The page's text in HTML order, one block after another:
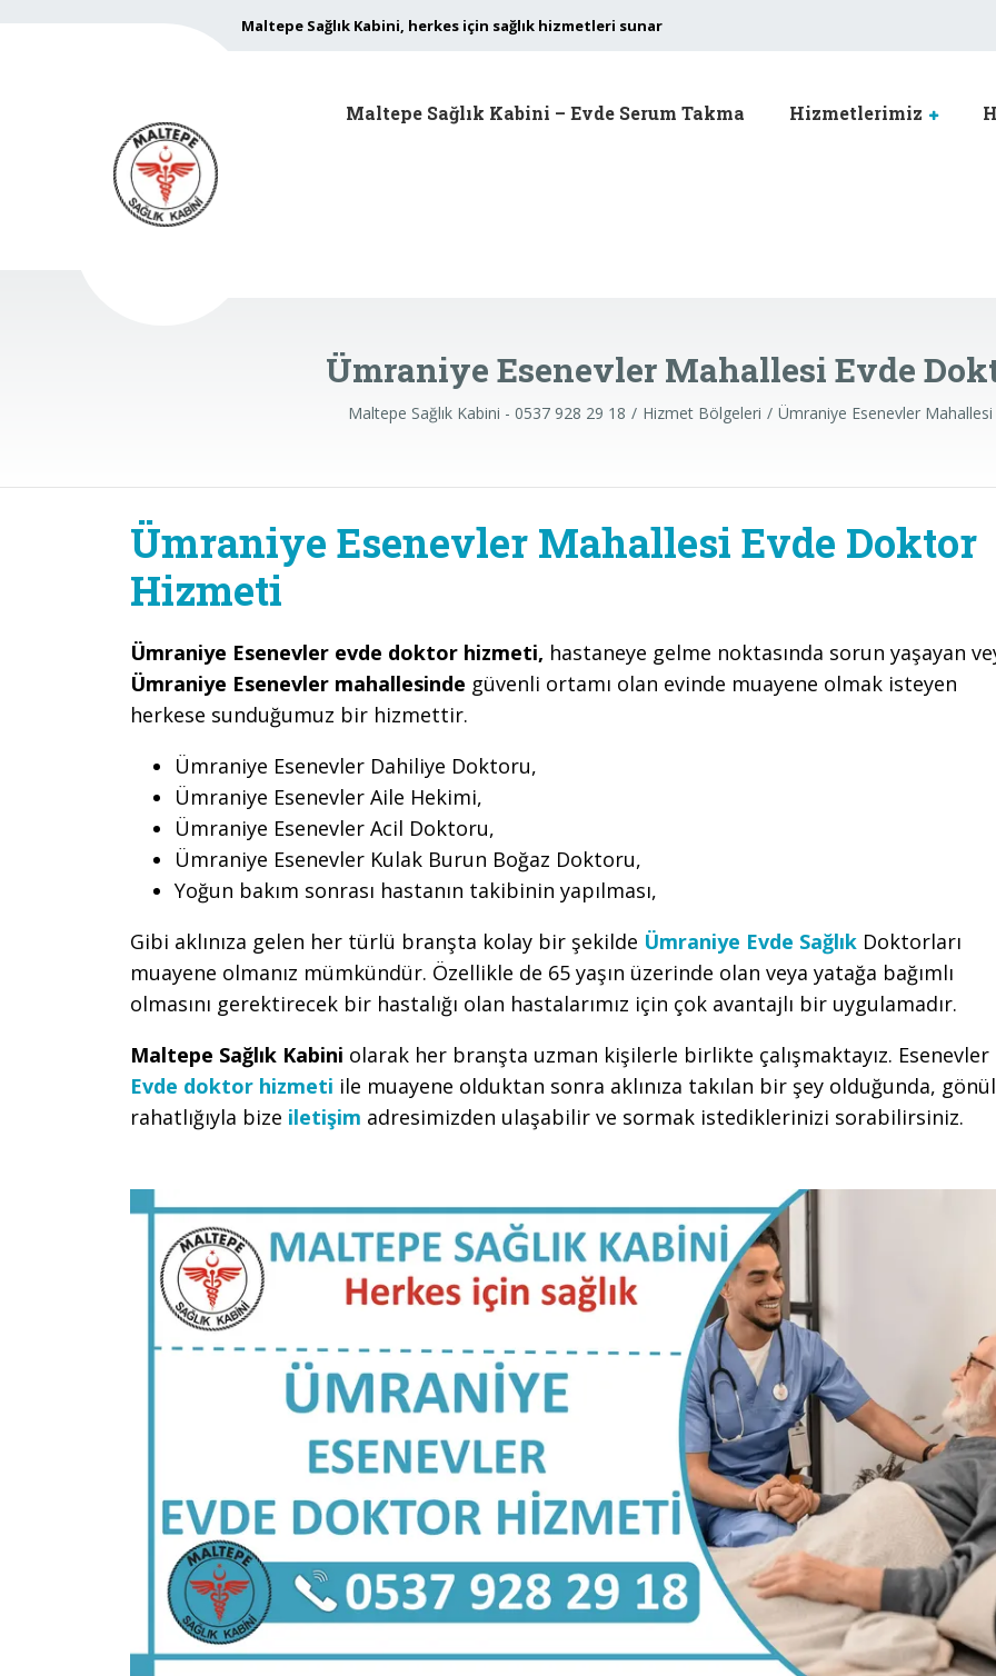
Maltepe Sağlık Kabini, herkes için sağlık hizmetleri sunar
Maltepe Sağlık Kabini – Evde Serum Takma Hizmetlerimiz
Ümraniye Esenevler Mahallesi Evde
Maltepe Sağlık Kabini - 0537 928 29 18 Hizmet Bölgeleri Ümraniye Esenevler
Ümraniye Esenevler Mahallesi Evde Doktor
Hizmeti
Ümraniye Esenevler evde doktor hizmeti, hastaneye gelme noktasında sorun yaşayan
Ümraniye Esenevler mahallesinde güvenli ortamı olan evinde muayene olmak isteyen
herkese sunduğumuz bir hizmettir.
Ümraniye Esenevler Dahiliye Doktoru,
Ümraniye Esenevler Aile Hekimi,
Ümraniye Esenevler Acil Doktoru,
Ümraniye Esenevler Kulak Burun Boğaz Doktoru,
Yoğun bakım sonrası hastanın takibinin yapılması,
Gibi aklınıza gelen her türlü branşta kolay bir şekilde Ümraniye Evde Sağlık Doktorları
muayene olmanız mümkündür. Özellikle de 65 yaşın üzerinde olan veya yatağa bağımlı
olmasını gerektirecek bir hastalığı olan hastalarımız için çok avantajlı bir uygulamadır.
Maltepe Sağlık Kabini olarak her branşta uzman kişilerle birlikte çalışmaktayız. Esenevler
Evde doktor hizmeti ile muayene olduktan sonra aklınıza takılan bir şey olduğunda, gönül
rahatlığıyla bize iletişim adresimizden ulaşabilir ve sormak istediklerinizi sorabilirsiniz.